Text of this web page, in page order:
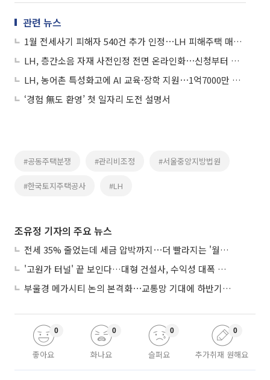
관련 뉴스
1월 전세사기 피해자 540건 추가 인정⋯LH 피해주택 매입 속도 가속
LH, 층간소음 자재 사전인정 전면 온라인화⋯신청부터 발급까지 ‘원스톱’
LH, 농어촌 특성화고에 AI 교육·장학 지원⋯1억7000만 원 투입
‘경험 無도 환영’ 첫 일자리 도전 설명서
#공동주택분쟁 #관리비조정 #서울중앙지방법원
#한국토지주택공사 #LH
조유정 기자의 주요 뉴스
전세 35% 줄었는데 세금 압박까지⋯더 빨라지는 '월세화'
'고원가 터널' 끝 보인다…대형 건설사, 수익성 대폭 개선
부울경 메가시티 논의 본격화⋯교통망 기대에 하반기 분양시장 '주목'
좋아요
0
화나요
0
슬퍼요
0
추가취재 원해요
0